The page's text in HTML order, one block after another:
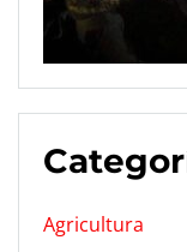
Agricultura